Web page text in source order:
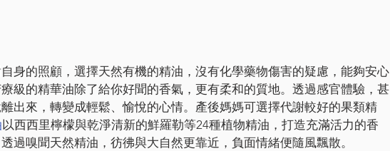
身的照顧，選擇天然有機的精油，沒有化學藥物傷害的疑慮，能夠安心
級的精華油除了給你好聞的香氣，更有柔和的質地。透過感官體驗，甚
出來，轉變成輕鬆、愉悅的心情。產後媽媽可選擇代謝較好的果類精
以西西里檸檬與乾淨清新的鮮羅勒等24種植物精油，打造充滿活力的香
過嗅聞天然精油，彷彿與大自然更靠近，負面情緒便隨風飄散。